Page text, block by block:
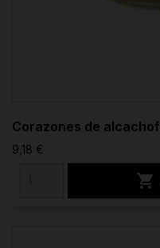
Corazones de
9,18 €
